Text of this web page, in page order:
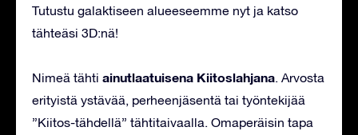
Tutustu galaktiseen alueeseemme nyt ja katso
tähteäsi 3D:nä!
Nimeä tähti ainutlaatuisena Kiitoslahjana. Arvosta
erityistä ystävää, perheenjäsentä tai työntekijää
”Kiitos-tähdellä” tähtitaivaalla. Omaperäisin tapa